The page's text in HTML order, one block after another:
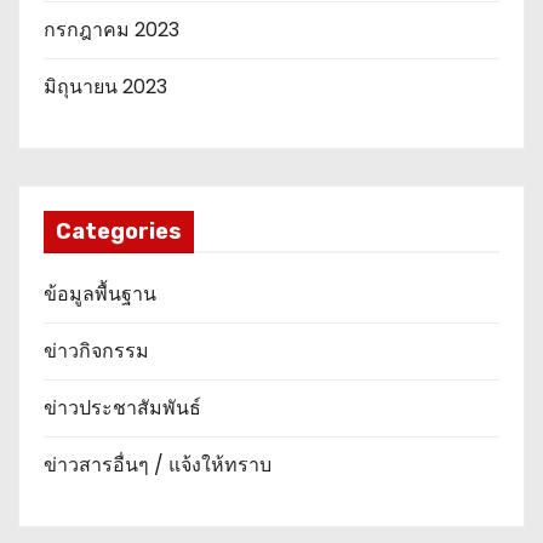
กรกฎาคม 2023
มิถุนายน 2023
Categories
ข้อมูลพื้นฐาน
ข่าวกิจกรรม
ข่าวประชาสัมพันธ์
ข่าวสารอื่นๆ / แจ้งให้ทราบ